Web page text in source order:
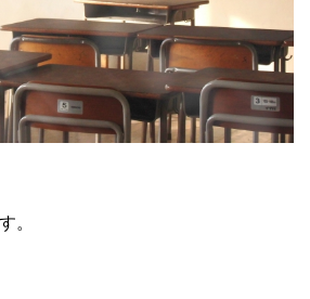
。